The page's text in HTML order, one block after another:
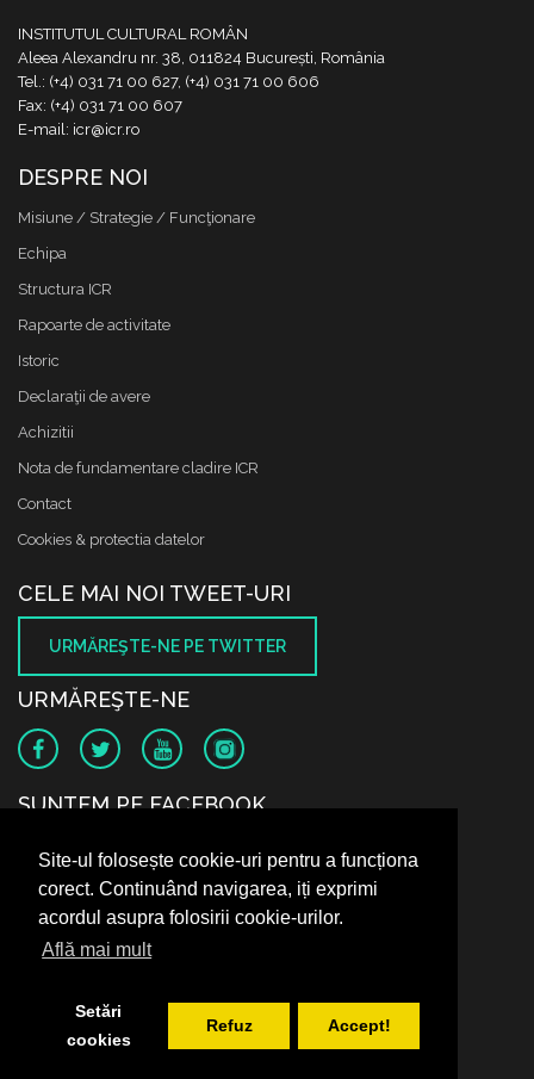
Site-ul folosește cookie-uri pentru a funcționa
corect. Continuând navigarea, iți exprimi
acordul asupra folosirii cookie-urilor.
Află mai mult
Setări
cookies
Refuz Accept!
INSTITUTUL CULTURAL ROMÂN
Aleea Alexandru nr. 38, 011824 București, România
Tel.: (+4) 031 71 00 627, (+4) 031 71 00 606
Fax: (+4) 031 71 00 607
E-mail: icr@icr.ro
DESPRE NOI
Misiune / Strategie / Funcţionare
Echipa
Structura ICR
Rapoarte de activitate
Istoric
Declaraţii de avere
Achizitii
Nota de fundamentare cladire ICR
Contact
Cookies & protectia datelor
CELE MAI NOI TWEET-URI
URMĂREŞTE-NE PE TWITTER
URMĂREŞTE-NE
SUNTEM PE FACEBOOK